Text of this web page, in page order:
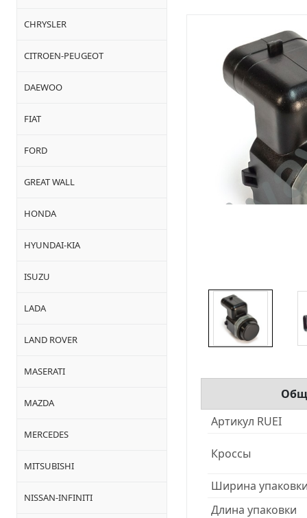
CHRYSLER
CITROEN-PEUGEOT
DAEWOO
FIAT
FORD
GREAT WALL
HONDA
HYUNDAI-KIA
ISUZU
LADA
LAND ROVER
MASERATI
MAZDA
MERCEDES
MITSUBISHI
NISSAN-INFINITI
Артикул RUEI
Кроссы
Ширина
Длина упаковки